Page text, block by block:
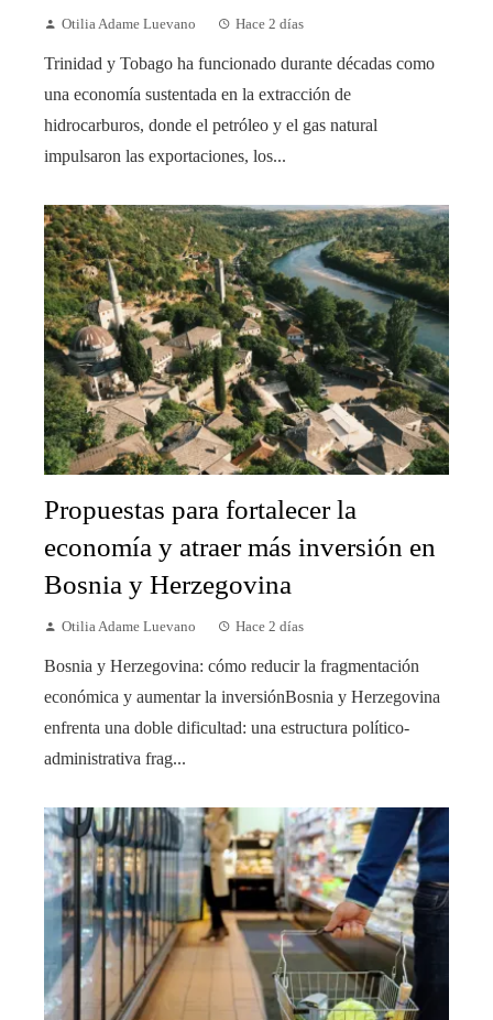
Otilia Adame Luevano Hace 2 días
Trinidad y Tobago ha funcionado durante décadas como
una economía sustentada en la extracción de
hidrocarburos, donde el petróleo y el gas natural
impulsaron las exportaciones, los...
Propuestas para fortalecer la
economía y atraer más inversión en
Bosnia y Herzegovina
Otilia Adame Luevano Hace 2 días
Bosnia y Herzegovina: cómo reducir la fragmentación
económica y aumentar la inversiónBosnia y Herzegovina
enfrenta una doble dificultad: una estructura político-
administrativa frag...